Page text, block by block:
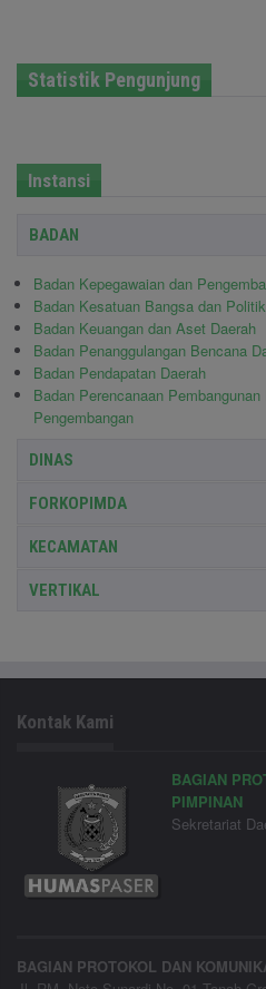
Statistik Pengunjung
Instansi
BADAN
Badan Kepegawaian dan
Badan Kesatuan Bangsa dan Politik
Badan Keuangan dan Aset Daerah
Badan Penanggulangan Bencana
Badan Pendapatan Daerah
Badan Perencanaan
Pengembangan
DINAS
FORKOPIMDA
KECAMATAN
VERTIKAL
Kontak Kami
BAGIAN
PIMPINAN
Sekretariat
BAGIAN PROTOKOL DAN